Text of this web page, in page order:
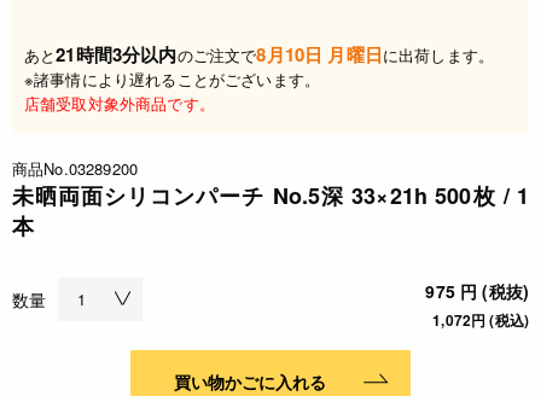
あと21時間3分以内のご注文で8月10日 月曜日に出荷します。
※諸事情により遅れることがございます。
店舗受取対象外商品です。
商品No.03289200
未晒両面シリコンパーチ No.5深 33×21h 500枚 / 1
本
数量 975 円 (税抜)
1,072円 (税込)
買い物かごに入れる